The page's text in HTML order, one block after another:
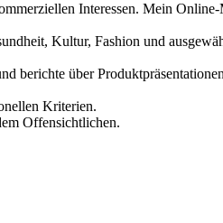
Interessen. Mein
Kultur, Fashion und
berichte über
Kriterien.
Offensichtlichen.